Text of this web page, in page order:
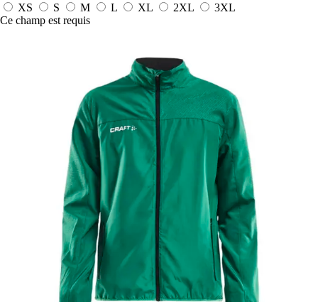
XS
S M L XL 2XL
3XL
Ce champ est requis